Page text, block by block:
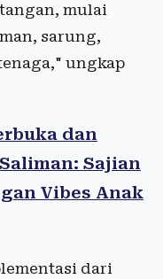
mulai
sarung,
ungkap
dan
Sajian
Vibes Anak
dari